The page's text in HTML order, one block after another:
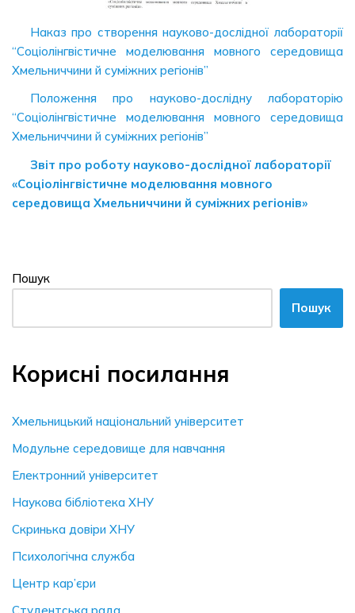
Наказ про створення науково-дослiдної лабораторiї
“Соціолінгвістичне моделювання мовного середовища
Хмельниччини й суміжних регіонів”
Положення про науково-дослiдну лабораторiю
“Соціолінгвістичне моделювання мовного середовища
Хмельниччини й суміжних регіонів”
Звіт про роботу науково-дослідної лабораторії
«Соціолінгвістичне моделювання мовного
середовища Хмельниччини й суміжних регіонів»
Пошук
Пошук
Корисні посилання
Хмельницький національний університет
Модульне середовище для навчання
Електронний університет
Наукова бібліотека ХНУ
Скринька довiри ХНУ
Психологічна служба
Центр кар’єри